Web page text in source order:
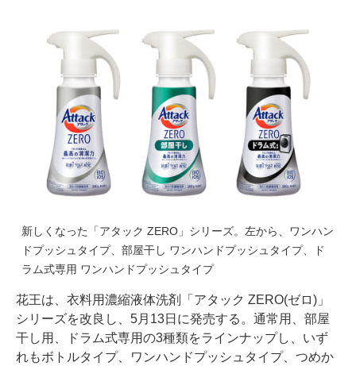
新しくなった「アタック ZERO」シリーズ。左から、ワンハン
ドプッシュタイプ、部屋干し ワンハンドプッシュタイプ、ド
ラム式専用 ワンハンドプッシュタイプ
花王は、衣料用濃縮液体洗剤「アタック ZERO(ゼロ)」
シリーズを改良し、5月13日に発売する。通常用、部屋
干し用、ドラム式専用の3種類をラインナップし、いず
れもボトルタイプ、ワンハンドプッシュタイプ、つめか